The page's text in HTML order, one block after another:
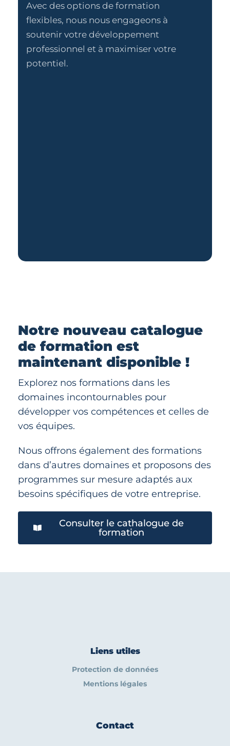
Avec des options de formation
flexibles, nous nous engageons à
soutenir votre développement
professionnel et à maximiser votre
potentiel.
Notre nouveau catalogue
de formation est
maintenant disponible !
Explorez nos formations dans les
domaines incontournables pour
développer vos compétences et celles de
vos équipes.
Nous offrons également des formations
dans d’autres domaines et proposons des
programmes sur mesure adaptés aux
besoins spécifiques de votre entreprise.
Consulter le cathalogue de
formation
Liens utiles
Protection de données
Mentions légales
Contact